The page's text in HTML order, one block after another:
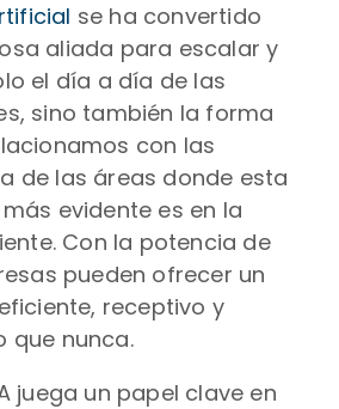
se ha convertido
aliada para escalar y
el día a día de las
sino también la forma
con las
de las áreas donde esta
evidente es en la
Con la potencia de
pueden ofrecer un
receptivo y
que nunca.
juega un papel clave en